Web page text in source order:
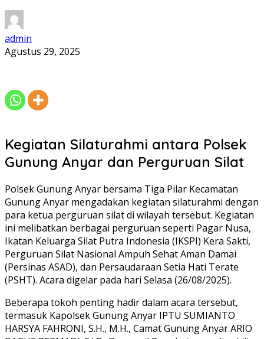
admin
Agustus 29, 2025
Kegiatan Silaturahmi antara Polsek
Gunung Anyar dan Perguruan Silat
Polsek Gunung Anyar bersama Tiga Pilar Kecamatan
Gunung Anyar mengadakan kegiatan silaturahmi dengan
para ketua perguruan silat di wilayah tersebut. Kegiatan
ini melibatkan berbagai perguruan seperti Pagar Nusa,
Ikatan Keluarga Silat Putra Indonesia (IKSPI) Kera Sakti,
Perguruan Silat Nasional Ampuh Sehat Aman Damai
(Persinas ASAD), dan Persaudaraan Setia Hati Terate
(PSHT). Acara digelar pada hari Selasa (26/08/2025).
Beberapa tokoh penting hadir dalam acara tersebut,
termasuk Kapolsek Gunung Anyar IPTU SUMIANTO
HARSYA FAHRONI, S.H., M.H., Camat Gunung Anyar ARIO